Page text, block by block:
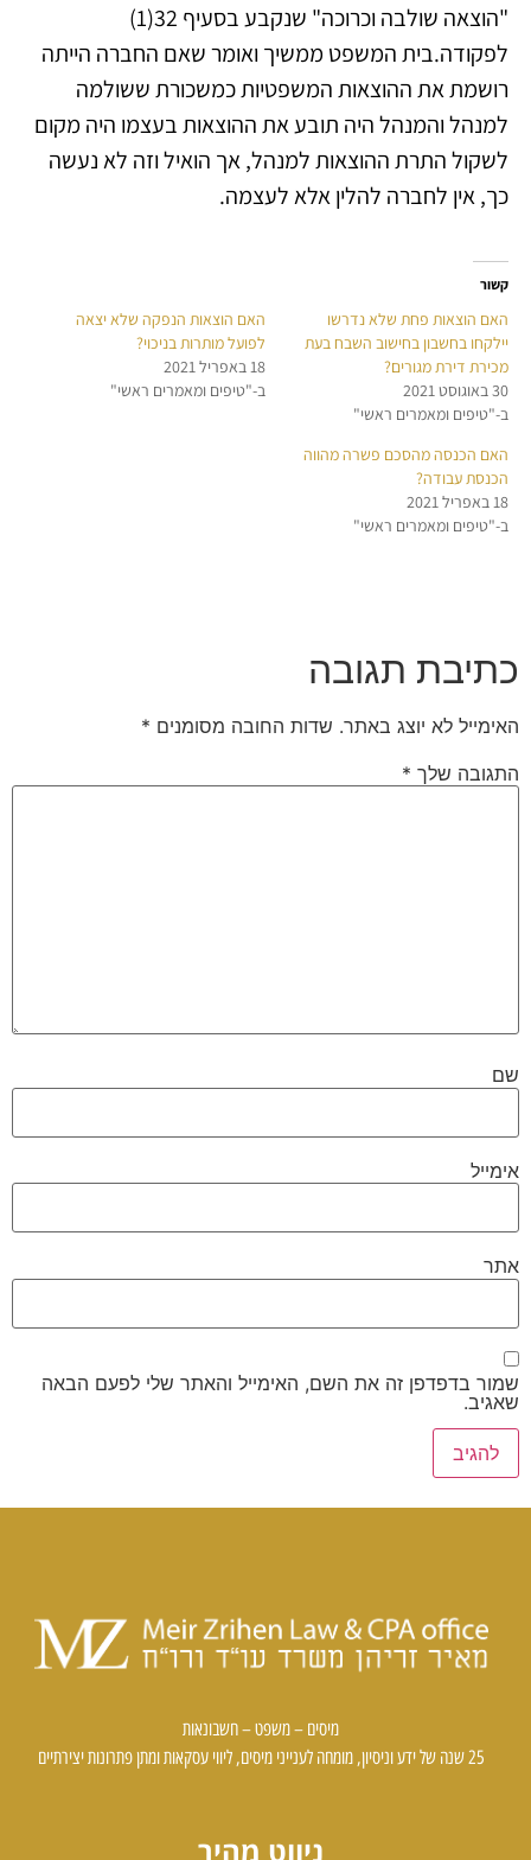
"הוצאה שולבה וכרוכה" שנקבע בסעיף 32(1)
לפקודה.בית המשפט ממשיך ואומר שאם החברה הייתה
רושמת את ההוצאות המשפטיות כמשכורת ששולמה
למנהל והמנהל היה תובע את ההוצאות בעצמו היה מקום
לשקול התרת ההוצאות למנהל, אך הואיל וזה לא נעשה
כך, אין לחברה להלין אלא לעצמה.
קשור
האם הוצאות פחת שלא נדרשו
יילקחו בחשבון בחישוב השבח בעת
מכירת דירת מגורים?
30 באוגוסט 2021
ב-"טיפים ומאמרים ראשי"
האם הוצאות הנפקה שלא יצאה
לפועל מותרות בניכוי?
18 באפריל 2021
ב-"טיפים ומאמרים ראשי"
האם הכנסה מהסכם פשרה מהווה
הכנסת עבודה?
18 באפריל 2021
ב-"טיפים ומאמרים ראשי"
כתיבת תגובה
האימייל לא יוצג באתר. שדות החובה מסומנים *
התגובה שלך *
שם
אימייל
אתר
שמור בדפדפן זה את השם, האימייל והאתר שלי לפעם הבאה
שאגיב.
מיסים – משפט – חשבונאות
25 שנה של ידע וניסיון, מומחה לענייני מיסים, ליווי עסקאות ומתן פתרונות יצירתיים
ניווט מהיר